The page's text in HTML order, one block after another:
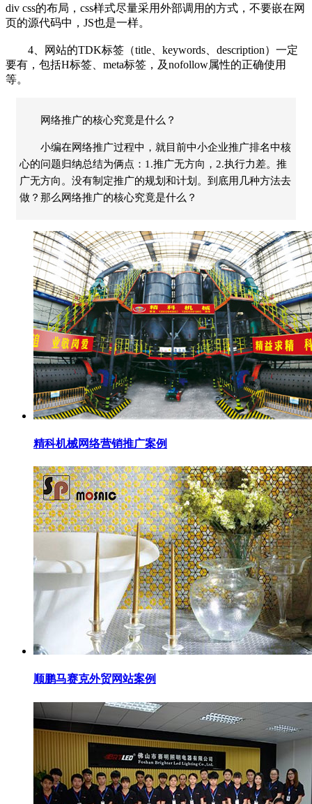
div css的布局，css样式尽量采用外部调用的方式，不要嵌在网
页的源代码中，JS也是一样。
4、网站的TDK标签（title、keywords、description）一定
要有，包括H标签、meta标签，及nofollow属性的正确使用
等。
网络推广的核心究竟是什么？
小编在网络推广过程中，就目前中小企业推广排名中核
心的问题归纳总结为俩点：1.推广无方向，2.执行力差。推
广无方向。没有制定推广的规划和计划。到底用几种方法去
做？那么网络推广的核心究竟是什么？
精科机械网络营销推广案例
顺鹏马赛克外贸网站案例